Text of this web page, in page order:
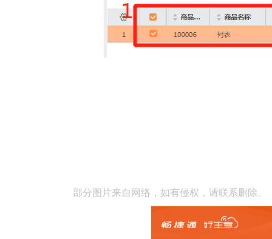
部分图片来自网络，如有侵权，请联系删除。